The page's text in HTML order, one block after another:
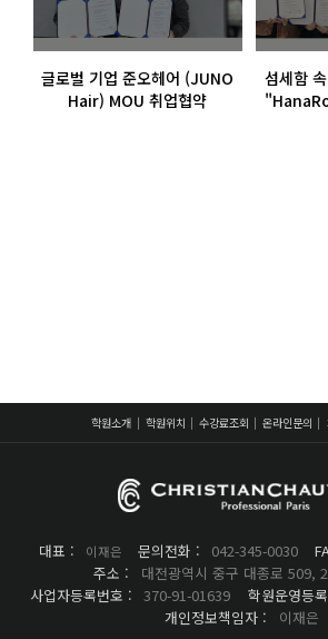
글로벌 기업 준오헤어 (JUNO
Hair) MOU 취업협약
섬세함
학원소개 학원위치 수강료조회 온라인문의
대표 : 이재은 문의전화 : 042-345-0030
주소 :
대전광역시 중구 대종로 509,
사업자등록번호 : 370-91-01639 학원운영등
개인정보책임자 :
이재은